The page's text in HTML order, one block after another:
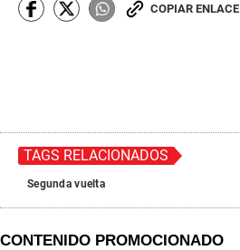
COPIAR ENLACE
TAGS RELACIONADOS
Segunda vuelta